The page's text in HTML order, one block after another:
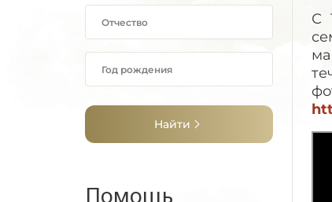
СОЦСЕТЯХ
ЧАТ-БОТ ДЛЯ
ОФОРМЛЕНИЯ
ФОТО
Конструктор
Помощь в поиске
Найти
Помощь
С